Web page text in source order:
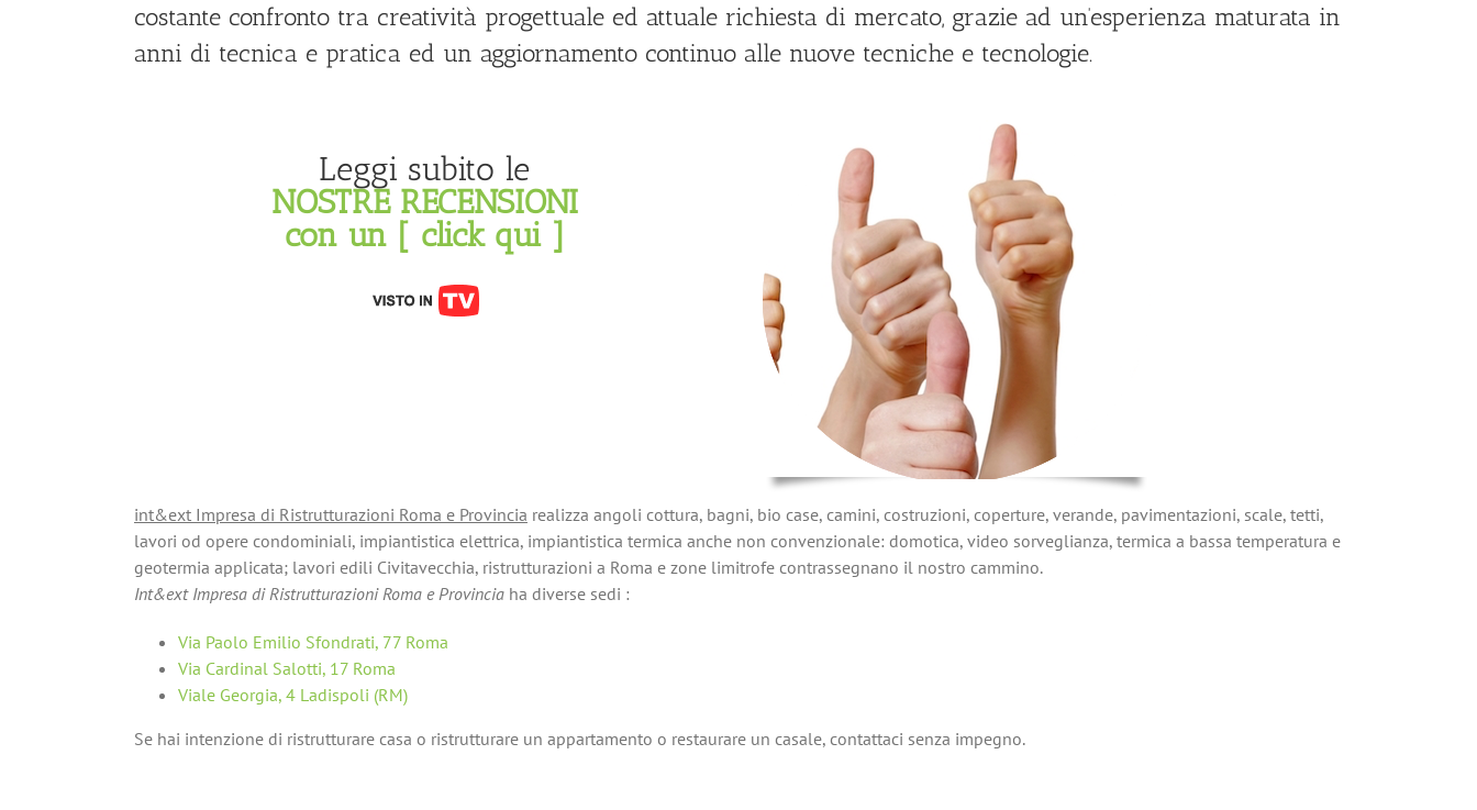
costante confronto tra creatività progettuale ed attuale richiesta di mercato, grazie ad un’esperienza maturata in
anni di tecnica e pratica ed un aggiornamento continuo alle nuove tecniche e tecnologie.
Leggi subito le
NOSTRE RECENSIONI
con un [ click qui ]
int&ext Impresa di Ristrutturazioni Roma e Provincia realizza angoli cottura, bagni, bio case, camini, costruzioni, coperture, verande, pavimentazioni, scale, tetti,
lavori od opere condominiali, impiantistica elettrica, impiantistica termica anche non convenzionale: domotica, video sorveglianza, termica a bassa temperatura e
geotermia applicata; lavori edili Civitavecchia, ristrutturazioni a Roma e zone limitrofe contrassegnano il nostro cammino.
Int&ext Impresa di Ristrutturazioni Roma e Provincia ha diverse sedi :
Via Paolo Emilio Sfondrati, 77 Roma
Via Cardinal Salotti, 17 Roma
Viale Georgia, 4 Ladispoli (RM)
Se hai intenzione di ristrutturare casa o ristrutturare un appartamento o restaurare un casale, contattaci senza impegno.